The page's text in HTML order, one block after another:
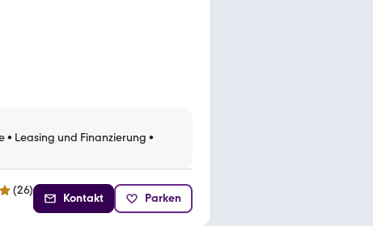
• Leasing und Finanzierung •
(26)
Kontakt Parken